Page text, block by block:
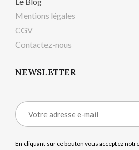
Mentions légales
CGV
Contactez-nous
NEWSLETTER
En cliquant sur ce bouton vous acceptez